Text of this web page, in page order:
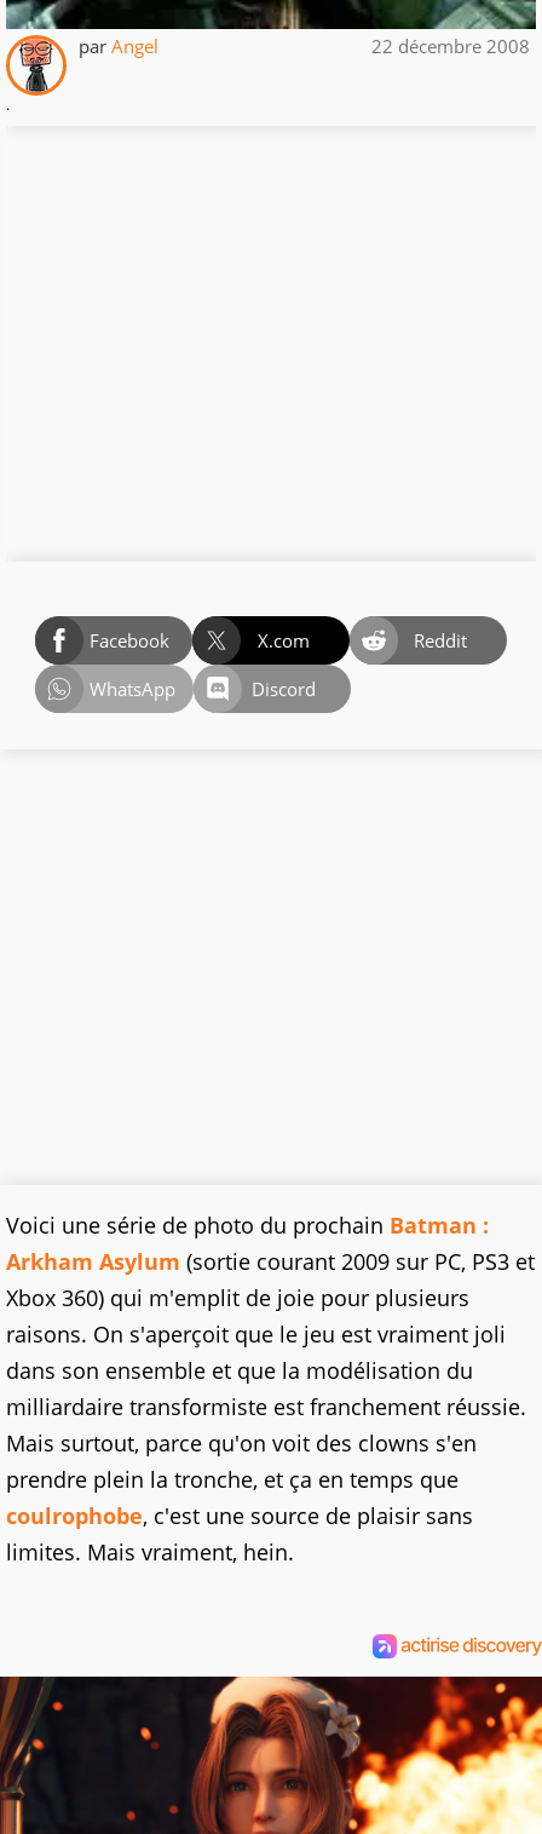
par Angel 22 décembre 2008
.
Facebook X.com
Reddit
WhatsApp
Discord
Voici une série de photo du prochain Batman :
Arkham Asylum (sortie courant 2009 sur PC, PS3 et
Xbox 360) qui m'emplit de joie pour plusieurs
raisons. On s'aperçoit que le jeu est vraiment joli
dans son ensemble et que la modélisation du
milliardaire transformiste est franchement réussie.
Mais surtout, parce qu'on voit des clowns s'en
prendre plein la tronche, et ça en temps que
coulrophobe, c'est une source de plaisir sans
limites. Mais vraiment, hein.